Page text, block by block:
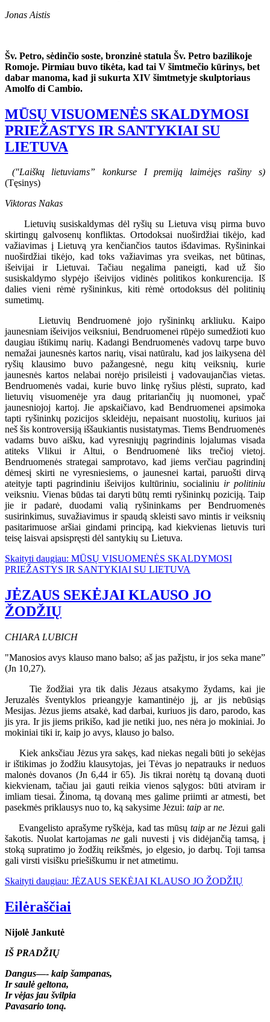
Jonas Aistis
Šv. Petro, sėdinčio soste, bronzinė statula Šv. Petro bazilikoje
Romoje. Pirmiau buvo tikėta, kad tai V šimtmečio kūrinys, bet
dabar manoma, kad ji sukurta XIV šimtmetyje skulptoriaus
Amolfo di Cambio.
MŪSŲ VISUOMENĖS SKALDYMOSI
PRIEŽASTYS IR SANTYKIAI SU
LIETUVA
("Laiškų lietuviams” konkurse I premiją laimėjęs rašiny s)
(Tęsinys)
Viktoras Nakas
Lietuvių susiskaldymas dėl ryšių su Lietuva visų pirma buvo
skirtingų galvosenų konfliktas. Ortodoksai nuoširdžiai tikėjo, kad
važiavimas į Lietuvą yra kenčiančios tautos išdavimas. Ryšininkai
nuoširdžiai tikėjo, kad toks važiavimas yra sveikas, net būtinas,
išeivijai ir Lietuvai. Tačiau negalima paneigti, kad už šio
susiskaldymo slypėjo išeivijos vidinės politikos konkurencija. Iš
dalies vieni rėmė ryšininkus, kiti rėmė ortodoksus dėl politinių
sumetimų.
Lietuvių Bendruomenė jojo ryšininkų arkliuku. Kaipo
jaunesniam išeivijos veiksniui, Bendruomenei rūpėjo sumedžioti kuo
daugiau ištikimų narių. Kadangi Bendruomenės vadovų tarpe buvo
nemažai jaunesnės kartos narių, visai natūralu, kad jos laikysena dėl
ryšių klausimo buvo pažangesnė, negu kitų veiksnių, kurie
jaunesnės kartos nelabai norėjo prisileisti į vadovaujančias vietas.
Bendruomenės vadai, kurie buvo linkę ryšius plėsti, suprato, kad
lietuvių visuomenėje yra daug pritariančių jų nuomonei, ypač
jaunesniojoj kartoj. Jie apskaičiavo, kad Bendruomenei apsimoka
tapti ryšininkų pozicijos skleidėju, nepaisant nuostolių, kuriuos jai
neš šis kontroversiją iššaukiantis nusistatymas. Tiems Bendruomenės
vadams buvo aišku, kad vyresniųjų pagrindinis lojalumas visada
atiteks Vlikui ir Altui, o Bendruomenė liks trečioj vietoj.
Bendruomenės strategai samprotavo, kad jiems verčiau pagrindinį
dėmesį skirti ne vyresniesiems, o jaunesnei kartai, paruošti dirvą
ateityje tapti pagrindiniu išeivijos kultūriniu, socialiniu ir politiniu
veiksniu. Vienas būdas tai daryti būtų remti ryšininkų poziciją. Taip
jie ir padarė, duodami valią ryšininkams per Bendruomenės
susirinkimus, suvažiavimus ir spaudą skleisti savo mintis ir veiksnių
pasitarimuose aršiai gindami principą, kad kiekvienas lietuvis turi
teisę laisvai apsispręsti dėl santykių su Lietuva.
Skaityti daugiau: MŪSŲ VISUOMENĖS SKALDYMOSI
PRIEŽASTYS IR SANTYKIAI SU LIETUVA
JĖZAUS SEKĖJAI KLAUSO JO
ŽODŽIŲ
CHIARA LUBICH
"Manosios avys klauso mano balso; aš jas pažįstu, ir jos seka mane”
(Jn 10,27).
Tie žodžiai yra tik dalis Jėzaus atsakymo žydams, kai jie
Jeruzalės šventyklos prieangyje kamantinėjo jį, ar jis nebūsiąs
Mesijas. Jėzus jiems atsakė, kad darbai, kuriuos jis daro, parodo, kas
jis yra. Ir jis jiems prikišo, kad jie netiki juo, nes nėra jo mokiniai. Jo
mokiniai tiki ir, kaip jo avys, klauso jo balso.
Kiek anksčiau Jėzus yra sakęs, kad niekas negali būti jo sekėjas
ir ištikimas jo žodžiu klausytojas, jei Tėvas jo nepatrauks ir neduos
malonės dovanos (Jn 6,44 ir 65). Jis tikrai norėtų tą dovaną duoti
kiekvienam, tačiau jai gauti reikia vienos sąlygos: būti atviram ir
imliam tiesai. Žinoma, tą dovaną mes galime priimti ar atmesti, bet
pasekmės priklausys nuo to, ką sakysime Jėzui: taip arne.
Evangelisto aprašyme ryškėja, kad tas mūsų taipar neJėzui gali
šakotis. Nuolat kartojamasne gali nuvesti į vis didėjančią tamsą, į
stoką supratimo jo žodžių reikšmės, jo elgesio, jo darbų. Toji tamsa
gali virsti visišku priešiškumu ir net atmetimu.
Skaityti daugiau: JĖZAUS SEKĖJAI KLAUSO JO ŽODŽIŲ
Eilėraščiai
Nijolė Jankutė
IŠ PRADŽIŲ
Dangus—- kaip šampanas,
Ir saulė geltona,
Ir vėjas jau švilpia
Pavasario toną.